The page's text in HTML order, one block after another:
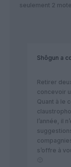
seulement 2
Shôgun a
Retirer
concevoir
Quant à le
l’année, il
s’offre à
🙂